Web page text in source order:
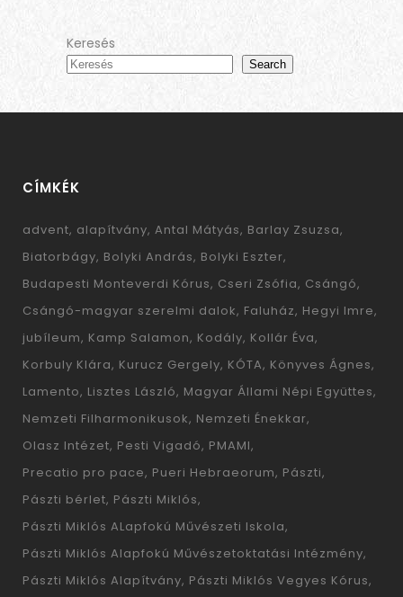
Keresés
Search
CÍMKÉK
advent alapítvány Antal Mátyás Barlay Zsuzsa
Biatorbágy Bolyki András Bolyki Eszter
Budapesti Monteverdi Kórus Cseri Zsófia Csángó
Csángó-magyar szerelmi dalok Faluház Hegyi Imre
jubíleum Kamp Salamon Kodály Kollár Éva
Korbuly Klára Kurucz Gergely KÓTA Könyves Ágnes
Lamento Lisztes László Magyar Állami Népi Együttes
Nemzeti Filharmonikusok Nemzeti Énekkar
Olasz Intézet Pesti Vigadó PMAMI
Precatio pro pace Pueri Hebraeorum Pászti
Pászti bérlet Pászti Miklós
Pászti Miklós ALapfokú Művészeti Iskola
Pászti Miklós Alapfokú Művészetoktatási Intézmény
Pászti Miklós Alapítvány Pászti Miklós Vegyes Kórus